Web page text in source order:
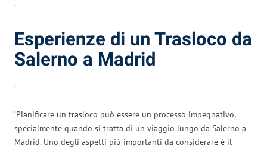
‘
Esperienze di un Trasloco da
Salerno a Madrid
‘
‘Pianificare un trasloco può essere un processo impegnativo,
specialmente quando si tratta di un viaggio lungo da Salerno a
Madrid. Uno degli aspetti più importanti da considerare è il